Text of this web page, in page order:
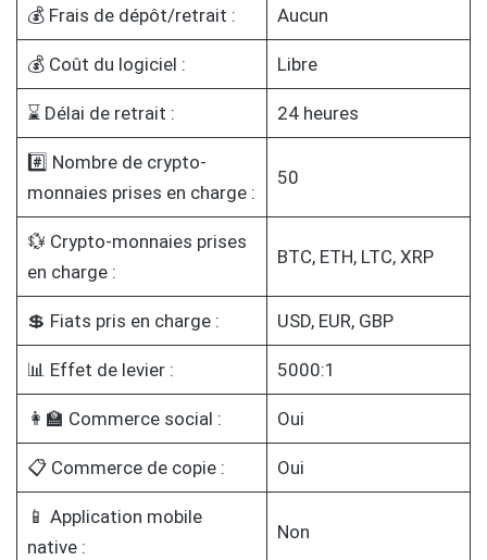
💰 Frais de dépôt/retrait : Aucun
💰 Coût du logiciel : Libre
⌛ Délai de retrait : 24 heures
#️⃣ Nombre de crypto-
monnaies prises en charge :
50
💱 Crypto-monnaies prises
en charge :
BTC, ETH, LTC, XRP
💲 Fiats pris en charge : USD, EUR, GBP
📊 Effet de levier : 5000:1
👩‍🏫 Commerce social : Oui
📋 Commerce de copie : Oui
📱 Application mobile
native :
Non